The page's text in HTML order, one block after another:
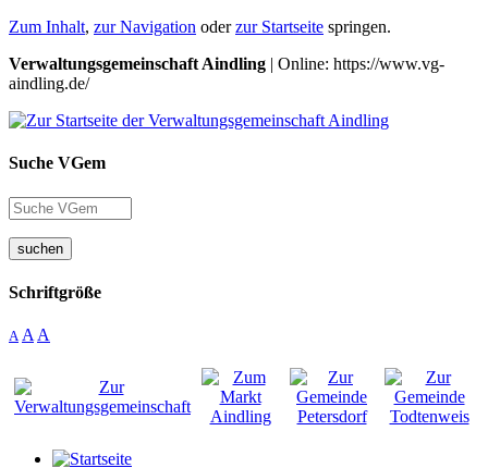
Zum Inhalt, zur Navigation oderzur Startseite springen.
Verwaltungsgemeinschaft Aindling | Online: https://www.vg-
aindling.de/
Suche VGem
suchen
Schriftgröße
A A A